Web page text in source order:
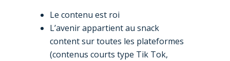
Le contenu est roi
L’avenir appartient au snack
content sur toutes les plateformes
(contenus courts type Tik Tok,